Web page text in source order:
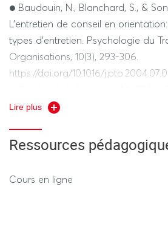
● Baudouin, N., Blanchard, S., &
L'entretien de conseil en
types d'entretien. Psychologie du
Organisations, 10(3), 293-306.
https://doi.org/10.1016/
l'orientation. Dunod.
(6e éd.). Dunod.
● Vermersch, P. (2014). L'entretien
Lire plus
Ressources
Cours en ligne